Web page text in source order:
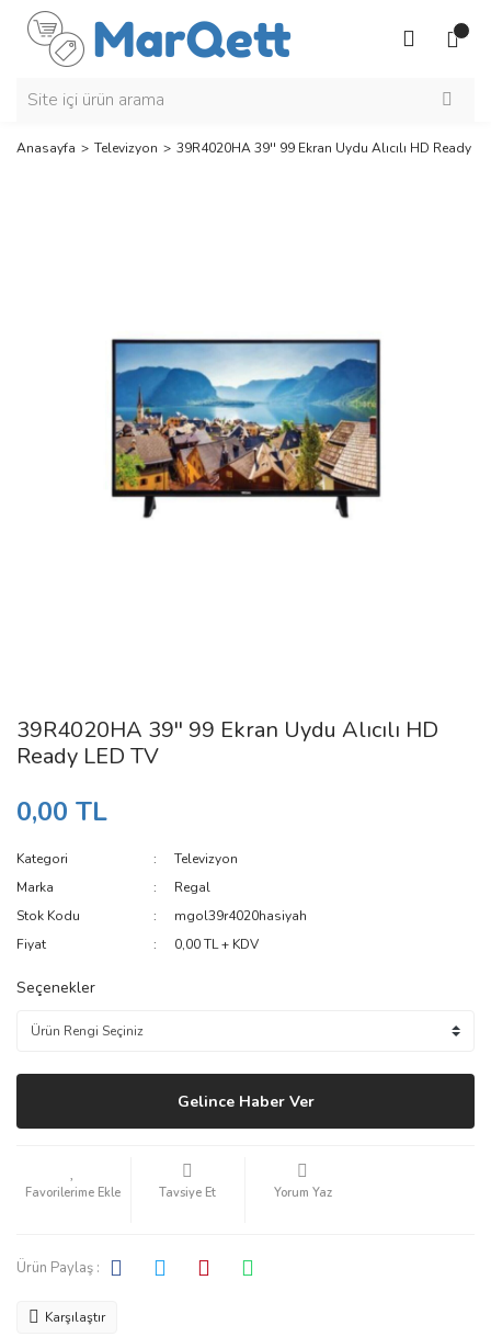
Anasayfa Televizyon 39R4020HA 39'' 99 Ekran Uydu Alıcılı HD Ready
39R4020HA 39'' 99 Ekran Uydu Alıcılı HD
Ready LED TV
0,00 TL
Kategori
Televizyon
Marka
Regal
Stok Kodu
mgol39r4020hasiyah
Fiyat
0,00 TL + KDV
Seçenekler
Gelince Haber Ver
Tavsiye Et Yorum Yaz
Ürün Paylaş :
Karşılaştır